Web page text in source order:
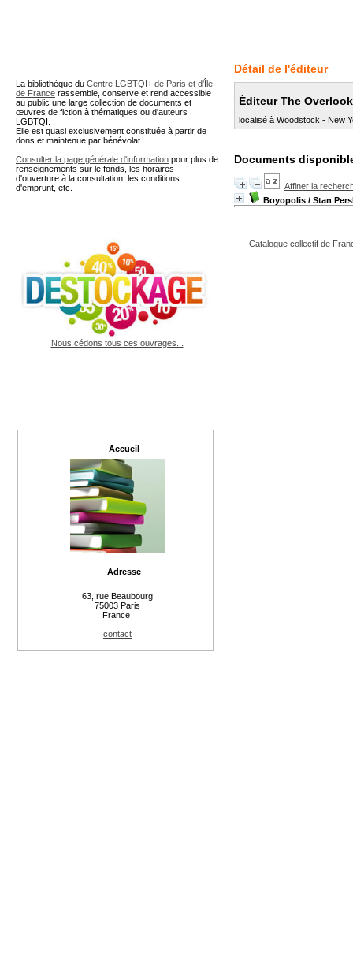
Détail de l'éditeur
Éditeur The
localisé à Woodstock - New
Documents
Affiner la
Boyopolis / Stan
Catalogue collectif de
La bibliothèque du Centre LGBTQI+ de Paris et d'Île
de France rassemble, conserve et rend accessible
au public une large collection de documents et
œuvres de fiction à thématiques ou d'auteurs
LGBTQI.
Elle est quasi exclusivement constituée à partir de
dons et maintenue par bénévolat.
Consulter la page générale d'information pour plus de
renseignements sur le fonds, les horaires
d'ouverture à la consultation, les conditions
d'emprunt, etc.
Nous cédons tous ces ouvrages...
Accueil
Adresse
63, rue Beaubourg
75003 Paris
France
contact